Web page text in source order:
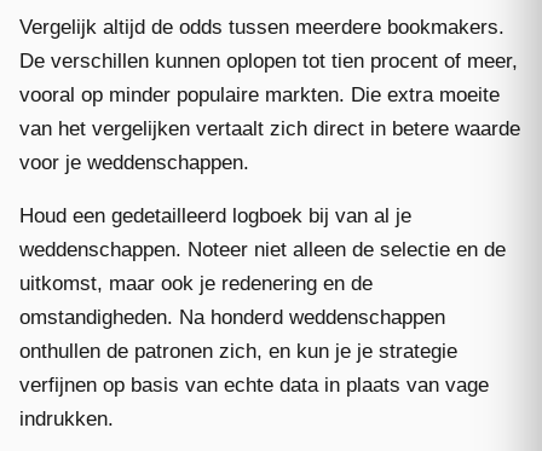
Vergelijk altijd de odds tussen meerdere bookmakers.
De verschillen kunnen oplopen tot tien procent of meer,
vooral op minder populaire markten. Die extra moeite
van het vergelijken vertaalt zich direct in betere waarde
voor je weddenschappen.
Houd een gedetailleerd logboek bij van al je
weddenschappen. Noteer niet alleen de selectie en de
uitkomst, maar ook je redenering en de
omstandigheden. Na honderd weddenschappen
onthullen de patronen zich, en kun je je strategie
verfijnen op basis van echte data in plaats van vage
indrukken.